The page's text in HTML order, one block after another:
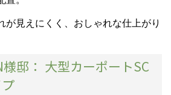
が見えにくく、おしゃれな仕上がり
邸： 大型カーポートSC